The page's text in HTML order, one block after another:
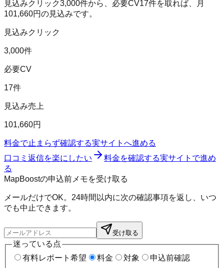
見込みクリック3,000件から、必要CV17件を取れば、月
101,660円の見込みです。
見込みクリック
3,000件
必要CV
17件
見込み売上
101,660円
料金で止まらず確認する実サイトへ進める
口コミ返信を楽にしたい
料金を確認する実サイトで進め
る
MapBoostの申込前メモを受け取る
メールだけでOK。24時間以内に次の確認事項を返し、いつ
でも中止できます。
受け取る
迷っている点
有料レポート希望
料金 対象 申込前確認